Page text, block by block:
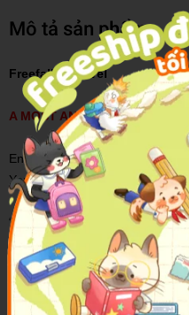
Mô tả sản phẩm
Freefall: A Novel
A MOST ANTICIPATED BOOK
Entertainment Weekly USA
York Post| PopSugar |
“Jessica Barry’s Freefall
is not
down mystery that keeps the
resonant tale of a mother’s
could not recommend this
Times bestselling author ofThe